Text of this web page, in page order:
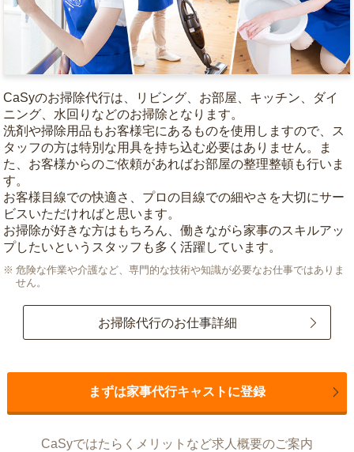
CaSyのお掃除代行は、リビング、お部屋、キッチン、ダイ
ニング、水回りなどのお掃除となります。
洗剤や掃除用品もお客様宅にあるものを使用しますので、ス
タッフの方は特別な用具を持ち込む必要はありません。ま
た、お客様からのご依頼があればお部屋の整理整頓も行いま
す。
お客様目線での快適さ、プロの目線での細やさを大切にサー
ビスいただければと思います。
お掃除が好きな方はもちろん、働きながら家事のスキルアッ
プしたいというスタッフも多く活躍しています。
危険な作業や介護など、専門的な技術や知識が必要なお仕事ではありま
せん。
お掃除代行のお仕事詳細
まずは家事代行キャストに登録
CaSyではたらくメリットなど求人概要のご案内